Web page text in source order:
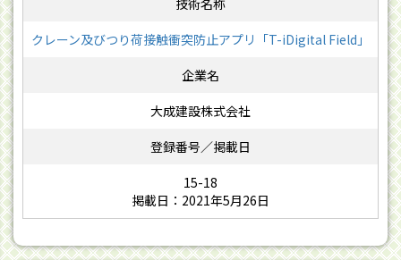
クレーン及びつり荷接触衝突防止アプリ「T-iDigital Field」
大成建設株式会社
15-18
掲載日：2021年5月26日